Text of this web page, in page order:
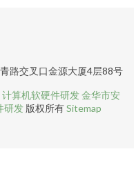
路交叉口金源大厦4层88号
计算机软硬件研发 金华市安
研发 版权所有Sitemap